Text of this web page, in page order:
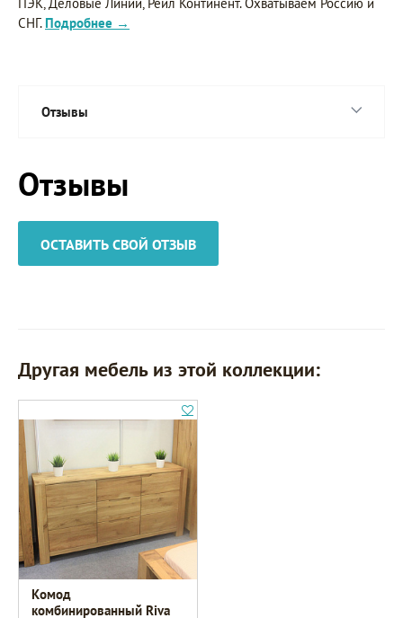
СНГ. Подробнее →
Отзывы
Отзывы
ОСТАВИТЬ СВОЙ ОТЗЫВ
Другая мебель из этой коллекции:
Комод
комбинированный Riva